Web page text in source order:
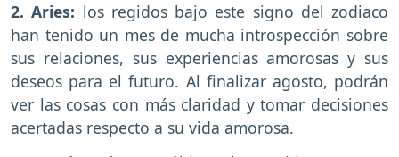
2. Aries: los regidos bajo este signo del zodiaco
han tenido un mes de mucha introspección sobre
sus relaciones, sus experiencias amorosas y sus
deseos para el futuro. Al finalizar agosto, podrán
ver las cosas con más claridad y tomar decisiones
acertadas respecto a su vida amorosa.